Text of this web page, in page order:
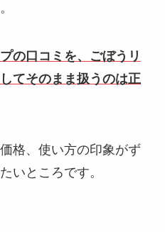
の口コミを、ごぼうリ
てそのまま扱うのは正
格、使い方の印象がず
いところです。